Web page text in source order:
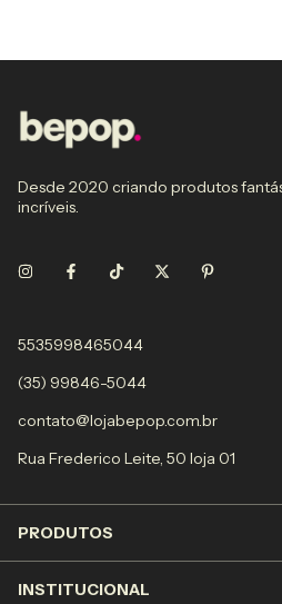
Desde 2020 criando produtos
incríveis.
5535998465044
(35) 99846-5044
contato@lojabepop.com.br
Rua Frederico Leite, 50 loja 01
PRODUTOS
INSTITUCIONAL